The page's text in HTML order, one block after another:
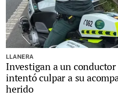
LLANERA
Investigan a un
intentó culpar a su
herido